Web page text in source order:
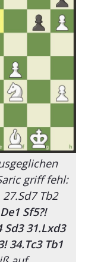
griff fehl:
Tb2
Sf5?!
Sd3 31.Lxd3
34.Tc3 Tb1